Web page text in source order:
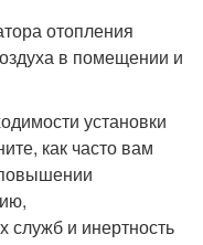
отопления
в помещении и
установки
как часто вам
служб и инертность